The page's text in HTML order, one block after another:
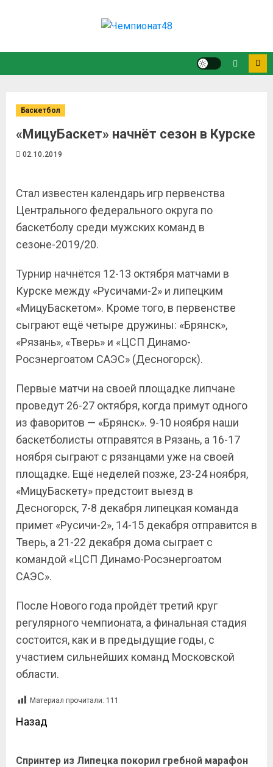
Баскетбол
«МицуБаскет» начнёт сезон в Курске
02.10.2019
Стал известен календарь игр первенства
Центрального федерального округа по
баскетболу среди мужских команд в
сезоне-2019/20.
Турнир начнётся 12-13 октября матчами в
Курске между «Русичами-2» и липецким
«МицуБаскетом». Кроме того, в первенстве
сыграют ещё четыре дружины: «Брянск»,
«Рязань», «Тверь» и «ЦСП Динамо-
Росэнергоатом САЭС» (Десногорск).
Первые матчи на своей площадке липчане
проведут 26-27 октября, когда примут одного
из фаворитов — «Брянск». 9-10 ноября наши
баскетболисты отправятся в Рязань, а 16-17
ноября сыграют с рязанцами уже на своей
площадке. Ещё неделей позже, 23-24 ноября,
«МицуБаскету» предстоит выезд в
Десногорск, 7-8 декабря липецкая команда
примет «Русичи-2», 14-15 декабря отправится в
Тверь, а 21-22 декабря дома сыграет с
командой «ЦСП Динамо-Росэнергоатом
САЭС».
После Нового года пройдёт третий круг
регулярного чемпионата, а финальная стадия
состоится, как и в предыдущие годы, с
участием сильнейших команд Московской
области.
Материал прочитали: 111
Назад
Спринтер из Липецка покорил гребной марафон